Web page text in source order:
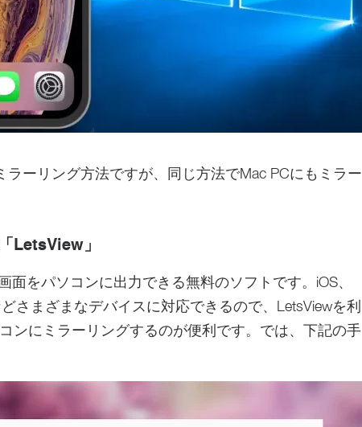
ラーリング方法ですが、同じ方法でMac PCにもミラー
LetsView」
面をパソコンに出力できる無料のソフトです。iOS、
さまざまなデバイスに対応できるので、LetsViewを利
ンにミラーリングするのが便利です。では、下記の手